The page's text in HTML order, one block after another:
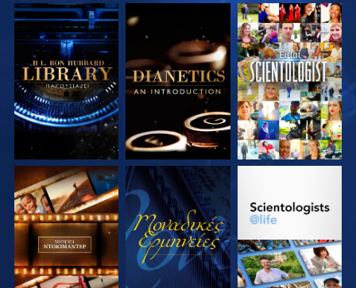
ΕΞΕΡΕΥΝΗΣΤΕ ΤΗ
ΣΕΙΡΑ
ΕΞΕΡΕΥΝΗΣΤΕ ΤΗ
ΣΕΙΡΑ
ΠΑΡΑΚΟΛΟΥΘΗΣΤΕ
ΕΞΕΡΕΥΝΗΣΤΕ ΤΗ
ΣΕΙΡΑ
ΠΑΡΑΚΟΛΟΥΘΗΣΤΕ
ΕΞΕΡΕΥΝΗΣΤΕ ΤΗ